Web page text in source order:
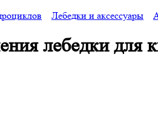
Лебедки и аксессуары
лебедки для